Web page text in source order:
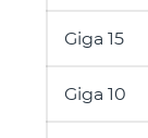
Giga 15
Giga 10